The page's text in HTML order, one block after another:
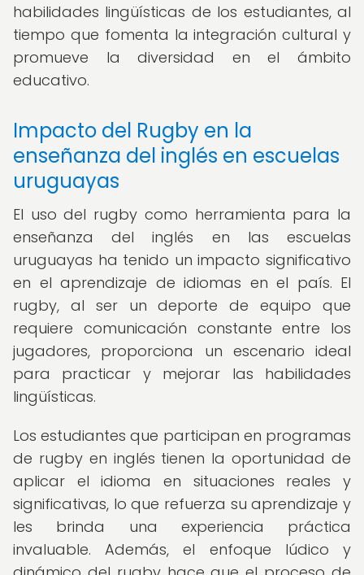
habilidades lingüísticas de los estudiantes, al
tiempo que fomenta la integración cultural y
promueve la diversidad en el ámbito
educativo.
Impacto del Rugby en la
enseñanza del inglés en escuelas
uruguayas
El uso del rugby como herramienta para la
enseñanza del inglés en las escuelas
uruguayas ha tenido un impacto significativo
en el aprendizaje de idiomas en el país. El
rugby, al ser un deporte de equipo que
requiere comunicación constante entre los
jugadores, proporciona un escenario ideal
para practicar y mejorar las habilidades
lingüísticas.
Los estudiantes que participan en programas
de rugby en inglés tienen la oportunidad de
aplicar el idioma en situaciones reales y
significativas, lo que refuerza su aprendizaje y
les brinda una experiencia práctica
invaluable. Además, el enfoque lúdico y